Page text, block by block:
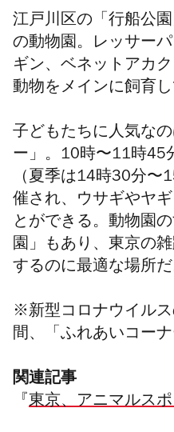
江戸川区の「行船公
の動物園。レッサー
ギン、ベネットアカ
動物をメインに飼育し
子どもたちに人気な
ー」。10時〜11時45
（夏季は14時30分〜
催され、ウサギやヤ
とができる。動物園
園」もあり、東京の
するのに最適な場所だ
※新型コロナウイル
間、「ふれあいコー
関連記事
『 東京、アニマルス